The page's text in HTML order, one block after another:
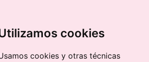
cookies
cookies y otras técnicas
en redes sociales. ¡No te pierdas
ni nuestras campañas y